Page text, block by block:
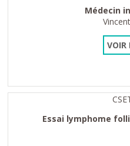
Médecin
VOIR
Essai lymphome